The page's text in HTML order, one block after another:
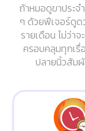
ถ้าหมอดูขาประ
ๆ ด้วยฟีเจอร์ดูด
รายเดือน ไม่ว่า
ครอบคลุมทุกเ
ปลายนิ้วสัม